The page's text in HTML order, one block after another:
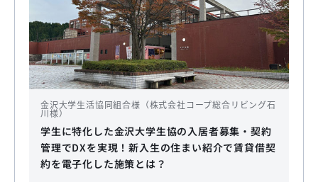
金沢大学生活協同組合様（株式会社コープ総合リビング石
川様）
学生に特化した金沢大学生協の入居者募集・契約
管理でDXを実現！新入生の住まい紹介で賃貸借契
約を電子化した施策とは？